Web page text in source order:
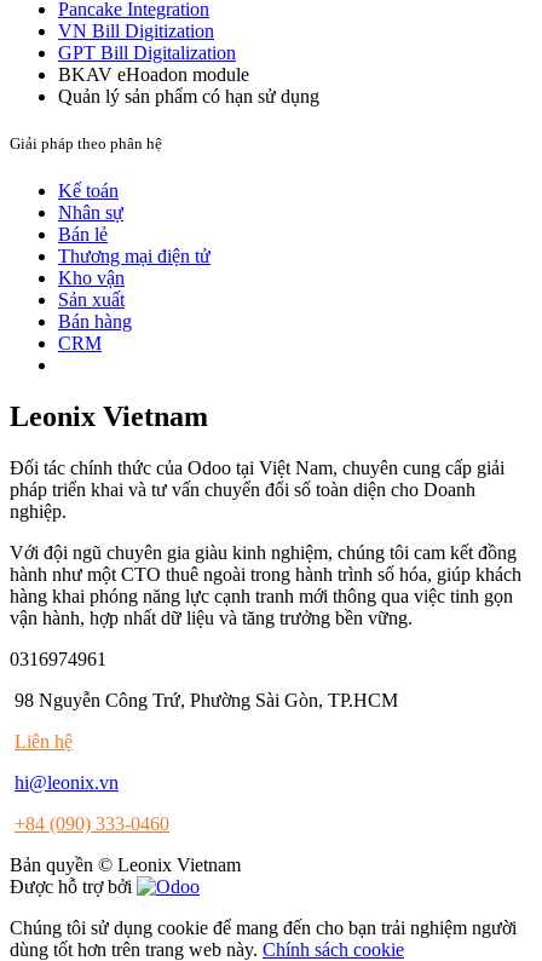
Pancake Integration
VN Bill Digitization
GPT Bill Digitalization
BKAV eHoadon module
Quản lý sản phẩm có hạn sử dụng
Giải pháp theo phân hệ
Kế toán
Nhân sự
Bán lẻ
Thương mại điện tử
Kho vận
Sản xuất
Bán hàng
CRM
Leonix Vietnam
Đối tác chính thức của Odoo tại Việt Nam, chuyên cung cấp giải
pháp triển khai và tư vấn chuyển đổi số toàn diện cho Doanh
nghiệp.
Với đội ngũ chuyên gia giàu kinh nghiệm, chúng tôi cam kết đồng
hành như một CTO thuê ngoài trong hành trình số hóa, giúp khách
hàng khai phóng năng lực cạnh tranh mới thông qua việc tinh gọn
vận hành, hợp nhất dữ liệu và tăng trưởng bền vững.
0316974961
98 Nguyễn Công Trứ, Phường Sài Gòn, TP.HCM
Liên hệ
hi@leonix.vn
+84 (090) 333-0460
Bản quyền © Leonix Vietnam
Được hỗ trợ bởi
Chúng tôi sử dụng cookie để mang đến cho bạn trải nghiệm người
dùng tốt hơn trên trang web này. Chính sách cookie